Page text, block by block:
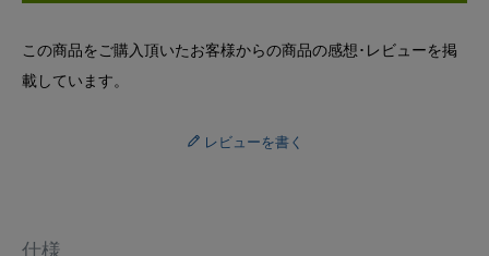
この商品をご購入頂いたお客様からの商品の感想･レビューを掲
載しています。
レビューを書く
仕様